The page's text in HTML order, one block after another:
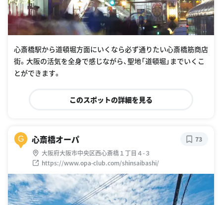
心斎橋駅から道頓堀方面にいくなら必ず通りたい心斎橋筋商店
街。大阪の活気を全身で感じながら、聖地「道頓堀」までいくこ
とができます。
このスポットの詳細を見る
G 心斎橋オーパ
大阪府大阪市中央区西心斎橋１丁目４-３
https://www.opa-club.com/shinsaibashi/
73